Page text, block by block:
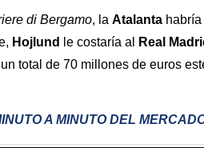
di Bergamo, la Atalanta
Hojlund le costaría al Real
total de 70 millones de euros
A MINUTO DEL